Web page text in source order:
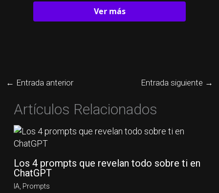
Ver más
← Entrada anterior Entrada siguiente →
Artículos Relacionados
Los 4 prompts que revelan todo sobre ti en
ChatGPT
IA Prompts